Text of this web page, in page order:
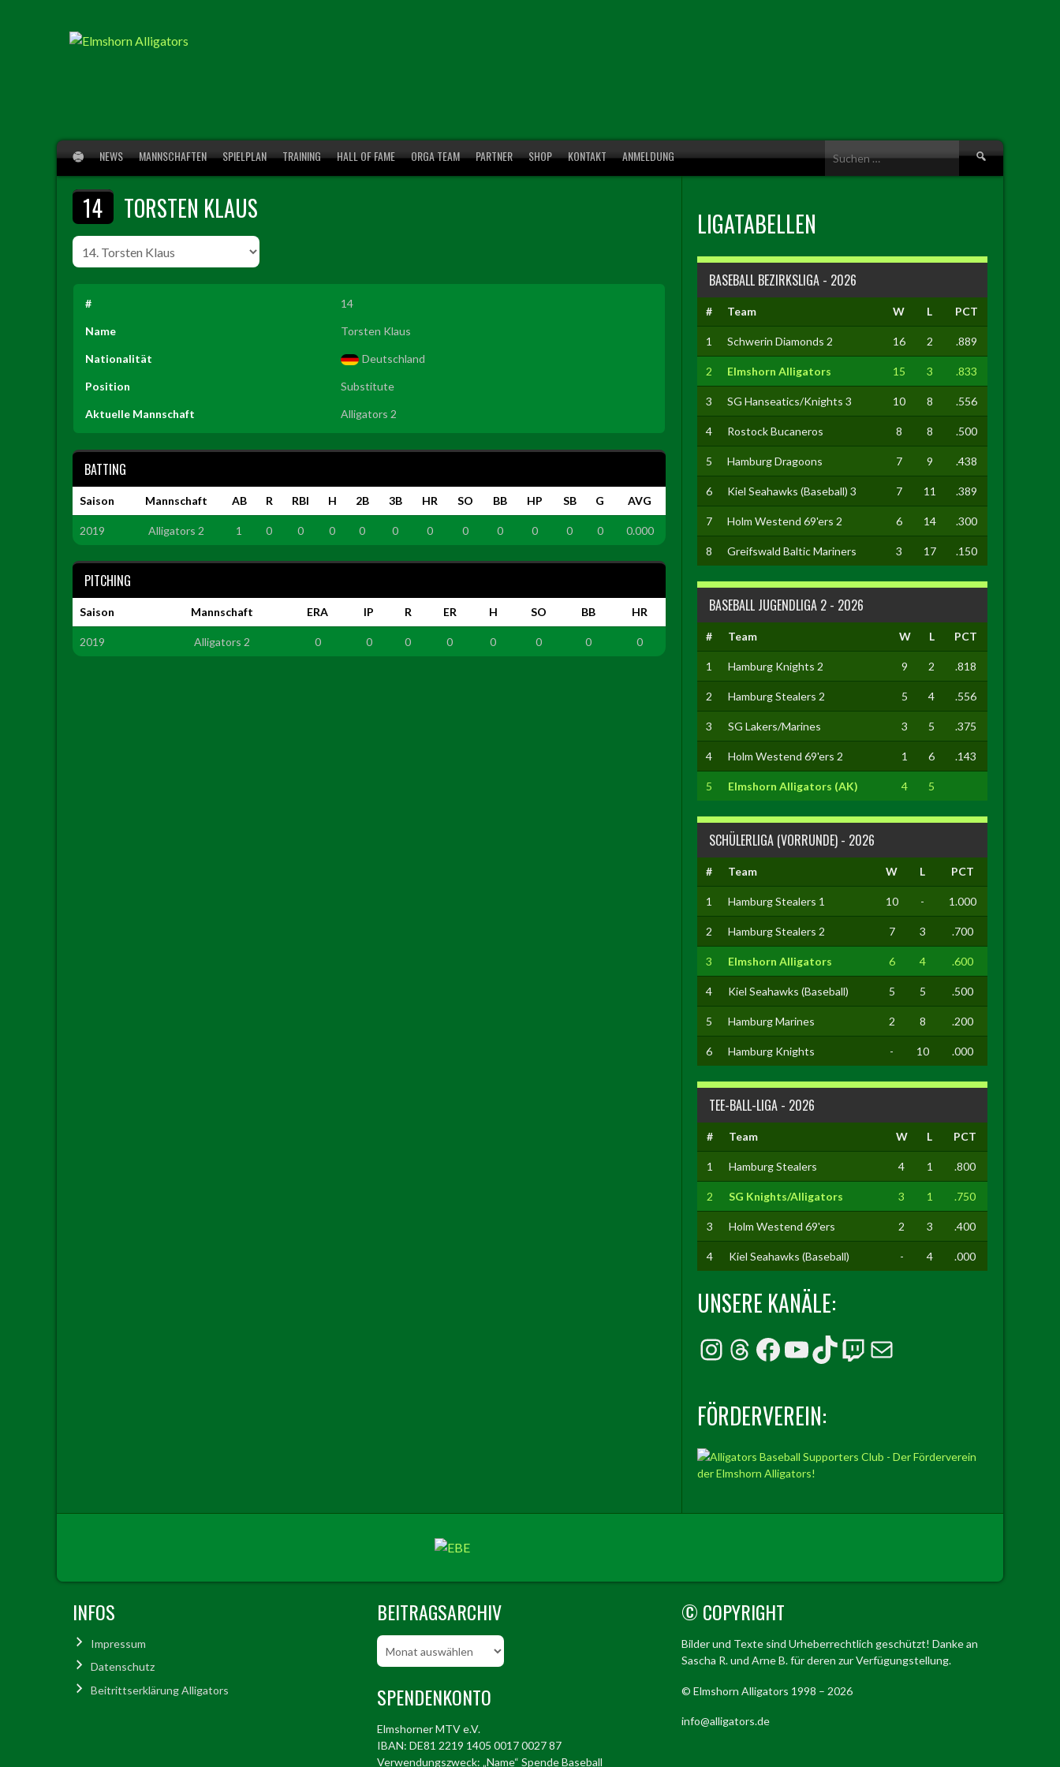
NEWS MANNSCHAFTEN SPIELPLAN TRAINING HALL OF FAME ORGA TEAM PARTNER SHOP KONTAKT ANMELDUNG
Suche
14 TORSTEN KLAUS
# 14
Name Torsten Klaus
Nationalität Deutschland
Position Substitute
Aktuelle Mannschaft Alligators 2
BATTING
Saison Mannschaft AB R RBI H 2B 3B HR SO BB HP SB G AVG
2019 Alligators 2 1 0 0 0 0 0 0 0 0 0 0 0 0.000
PITCHING
Saison Mannschaft ERA IP R ER H SO BB HR
2019 Alligators 2 0 0 0 0 0 0 0 0
LIGATABELLEN
BASEBALL BEZIRKSLIGA - 2026
# Team W L PCT
1 Schwerin Diamonds 2 16 2 .889
2 Elmshorn Alligators 15 3 .833
3 SG Hanseatics/Knights 3 10 8 .556
4 Rostock Bucaneros 8 8 .500
5 Hamburg Dragoons 7 9 .438
6 Kiel Seahawks (Baseball) 3 7 11 .389
7 Holm Westend 69'ers 2 6 14 .300
8 Greifswald Baltic Mariners 3 17 .150
BASEBALL JUGENDLIGA 2 - 2026
# Team W L PCT
1 Hamburg Knights 2 9 2 .818
2 Hamburg Stealers 2 5 4 .556
3 SG Lakers/Marines 3 5 .375
4 Holm Westend 69'ers 2 1 6 .143
5 Elmshorn Alligators (AK) 4 5
SCHÜLERLIGA (VORRUNDE) - 2026
# Team W L PCT
1 Hamburg Stealers 1 10 - 1.000
2 Hamburg Stealers 2 7 3 .700
3 Elmshorn Alligators 6 4 .600
4 Kiel Seahawks (Baseball) 5 5 .500
5 Hamburg Marines 2 8 .200
6 Hamburg Knights - 10 .000
TEE-BALL-LIGA - 2026
# Team W L PCT
1 Hamburg Stealers 4 1 .800
2 SG Knights/Alligators 3 1 .750
3 Holm Westend 69'ers 2 3 .400
4 Kiel Seahawks (Baseball) - 4 .000
UNSERE KANÄLE:
Instagram
Threads
Facebook
YouTube
TikTok
Twitch
E-Mail
FÖRDERVEREIN:
INFOS
Impressum
Datenschutz
Beitrittserklärung Alligators
BEITRAGSARCHIV
Beitragsarchiv
SPENDENKONTO
Elmshorner MTV e.V.
IBAN: DE81 2219 1405 0017 0027 87
Verwendungszweck: „Name“ Spende Baseball
© COPYRIGHT
Bilder und Texte sind Urheberrechtlich geschützt! Danke an
Sascha R. und Arne B. für deren zur Verfügungstellung.
© Elmshorn Alligators 1998 – 2026
info@alligators.de